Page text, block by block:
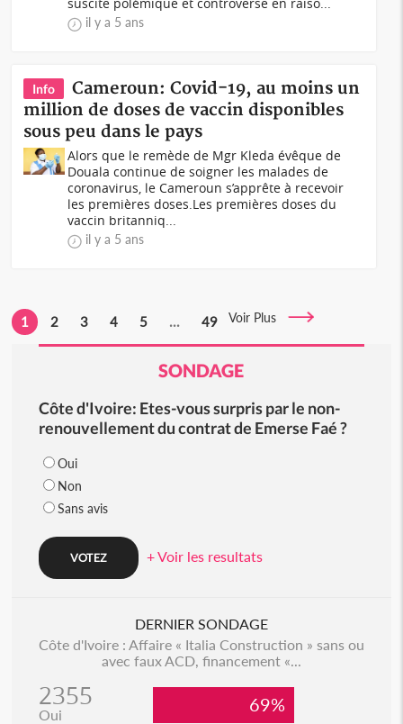
il y a 5 ans
Info
Cameroun: Covid-19, au moins un
million de doses de vaccin disponibles
sous peu dans le pays
Alors que le remède de Mgr Kleda évêque de
Douala continue de soigner les malades de
coronavirus, le Cameroun s’apprête à recevoir
les premières doses.Les premières doses du
vaccin britanniq...
il y a 5 ans
1 2 3 4 5 ... 49 Voir Plus
SONDAGE
Côte d'Ivoire: Etes-vous surpris par le non-
renouvellement du contrat de Emerse Faé ?
Oui
Non
Sans avis
+ Voir les resultats
DERNIER SONDAGE
Côte d'Ivoire : Affaire « Italia Construction » sans ou
avec faux ACD, financement «...
2355
Oui 69%